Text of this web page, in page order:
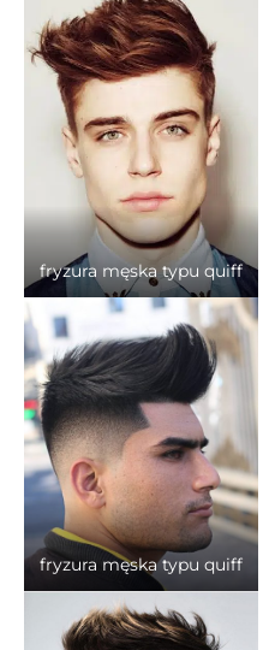
fryzura męska typu quiff
fryzura męska typu quiff